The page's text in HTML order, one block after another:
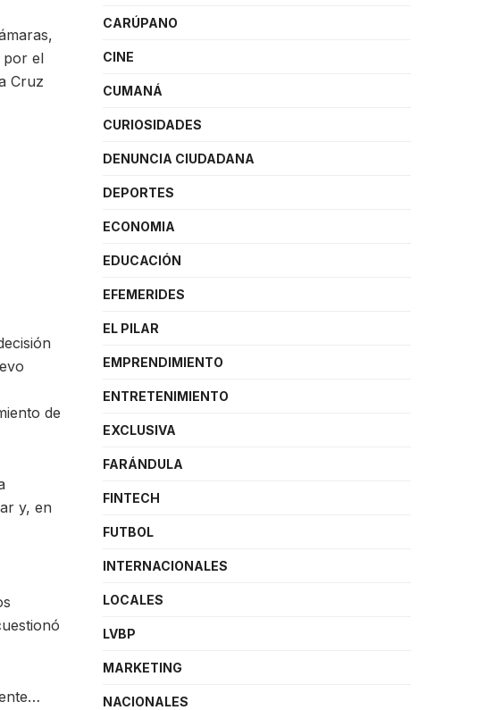
por el
Cruz
de
y, en
CARÚPANO
CINE
CUMANÁ
CURIOSIDADES
DENUNCIA CIUDADANA
DEPORTES
ECONOMIA
EDUCACIÓN
EFEMERIDES
EL PILAR
EMPRENDIMIENTO
ENTRETENIMIENTO
EXCLUSIVA
FARÁNDULA
FINTECH
FUTBOL
INTERNACIONALES
LOCALES
LVBP
MARKETING
NACIONALES